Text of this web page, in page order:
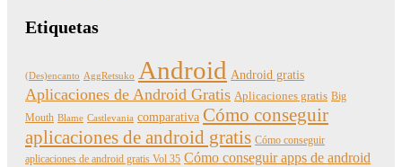
Etiquetas
(Des)encanto AggRetsuko Android Android gratis
Aplicaciones de Android Gratis Aplicaciones gratis Big
Mouth Blame Castlevania comparativa Cómo conseguir
aplicaciones de android gratis Cómo conseguir
aplicaciones de android gratis Vol 35 Cómo conseguir apps de android